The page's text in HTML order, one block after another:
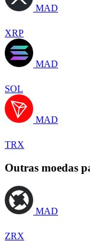
MAD
XRP
MAD
SOL
MAD
TRX
Outras moedas
MAD
ZRX